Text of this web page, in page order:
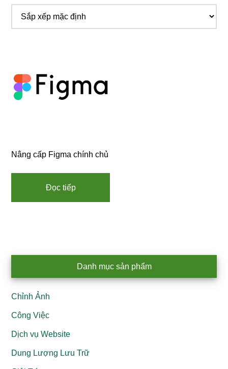
Nâng cấp Figma chính chủ
Đọc tiếp
Sidebar
Danh mục sản phẩm
Chỉnh Ảnh
Công Việc
Dịch vụ Website
Dung Lượng Lưu Trữ